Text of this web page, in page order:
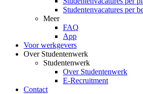
Studentenvacatures per
Meer
FAQ
App
Voor werkgevers
Over Studentenwerk
Studentenwerk
Over Studentenwerk
E-Recruitment
Contact